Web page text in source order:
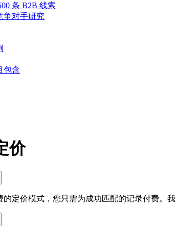
条 B2B 线索
争对手研究
包含
价
定价模式，您只需为成功匹配的记录付费。